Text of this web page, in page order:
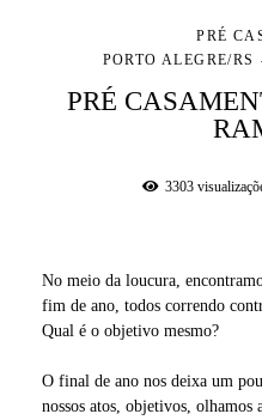
PRÉ
PORTO ALEGRE/RS
PRÉ
3303
No meio da loucura,
fim de ano, todos correndo
Qual é o objetivo mesmo?
O final de ano nos deixa um
nossos atos, objetivos, olhamos